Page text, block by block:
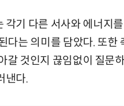
각기 다른 서사와 에너지
다는 의미를 담았다. 또
갈 것인지 끊임없이 질문
낸다.